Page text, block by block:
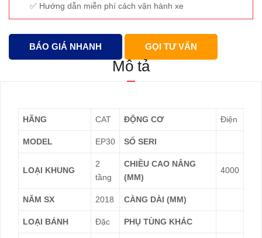
Hướng dẫn miễn phí cách vận hành xe
BÁO GIÁ NHANH GỌI TƯ VẤN
Mô tả
HÃNG CAT ĐỘNG CƠ Điện
MODEL EP30 SỐ SERI
LOẠI KHUNG
2
tầng
CHIỀU CAO NÂNG
(MM)
4000
NĂM SX 2018 CÀNG DÀI (MM)
LOẠI BÁNH Đặc PHỤ TÙNG KHÁC